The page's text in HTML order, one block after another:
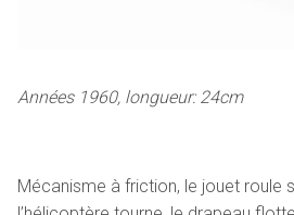
Années 1960, longueur: 24cm
Mécanisme à friction, le jouet roule